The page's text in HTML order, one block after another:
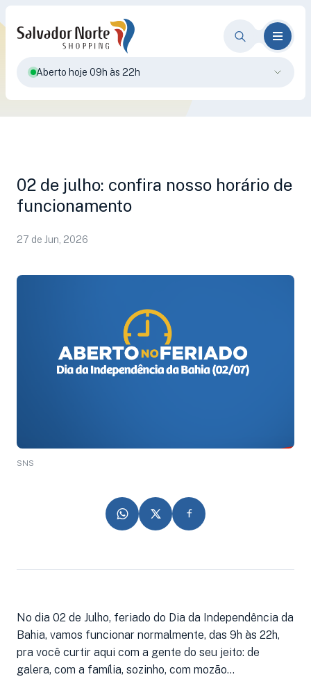
Aberto hoje 09h às 22h
02 de julho: confira nosso horário de
funcionamento
27 de Jun, 2026
SNS
No dia 02 de Julho, feriado do Dia da Independência da
Bahia, vamos funcionar normalmente, das 9h às 22h,
pra você curtir aqui com a gente do seu jeito: de
galera, com a família, sozinho, com mozão...